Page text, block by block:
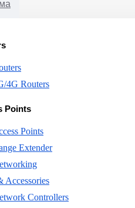
4G Routers
Points
Points
Extender
Accessories
Controllers
0.5M/UOC-